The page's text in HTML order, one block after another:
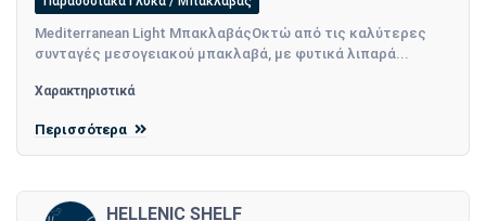
Mediterranean Light ΜπακλαβάςΟκτώ από τις καλύτερες
συνταγές μεσογειακού μπακλαβά, με φυτικά λιπαρά...
Χαρακτηριστικά
Περισσότερα
HELLENIC SHELF